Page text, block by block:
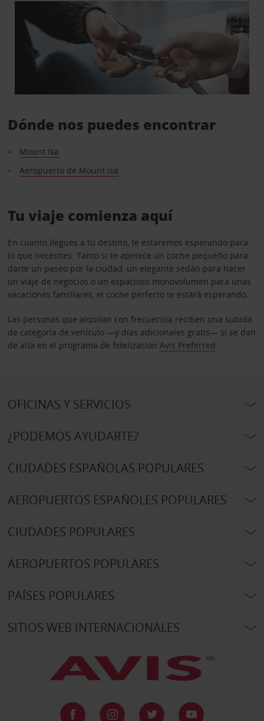
Dónde nos puedes encontrar
Mount Isa
Aeropuerto de Mount Isa
Tu viaje comienza aquí
En cuanto llegues a tu destino, te estaremos esperando para
lo que necesites. Tanto si te apetece un coche pequeño para
darte un paseo por la ciudad, un elegante sedán para hacer
un viaje de negocios o un espacioso monovolumen para unas
vacaciones familiares, el coche perfecto te estará esperando.
Las personas que alquilan con frecuencia reciben una subida
de categoría de vehículo —y días adicionales gratis— si se dan
de alta en el programa de fidelización Avis Preferred.
OFICINAS Y SERVICIOS
¿PODEMOS AYUDARTE?
CIUDADES ESPAÑOLAS POPULARES
AEROPUERTOS ESPAÑOLES POPULARES
CIUDADES POPULARES
AEROPUERTOS POPULARES
PAÍSES POPULARES
SITIOS WEB INTERNACIONALES